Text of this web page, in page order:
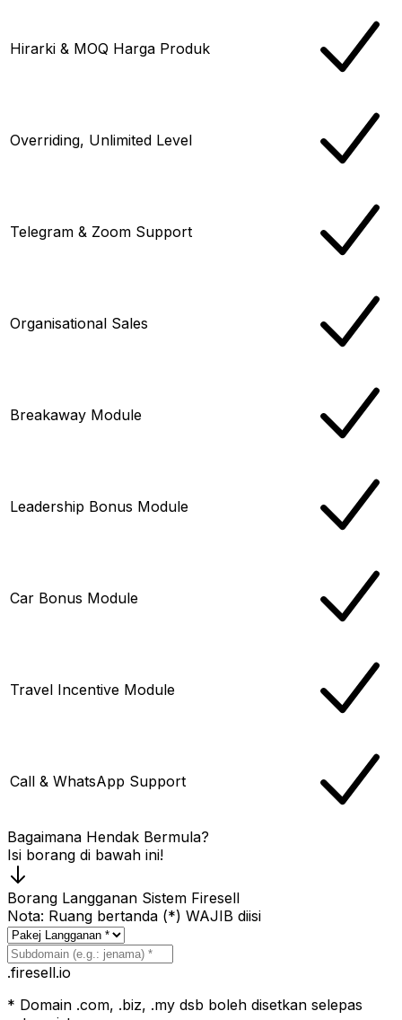
Hirarki & MOQ Harga Produk
Overriding, Unlimited Level
Telegram & Zoom Support
Organisational Sales
Breakaway Module
Leadership Bonus Module
Car Bonus Module
Travel Incentive Module
Call & WhatsApp Support
Bagaimana Hendak Bermula?
Isi borang di bawah ini!
Borang Langganan Sistem Firesell
Nota: Ruang bertanda (*) WAJIB diisi
.firesell.io
* Domain .com, .biz, .my dsb boleh disetkan selepas